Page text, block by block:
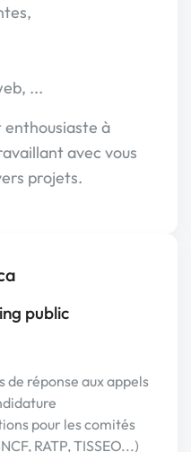
...
à
avec vous
projets.
public
réponse aux appels
pour les comités
RATP, TISSEO...)